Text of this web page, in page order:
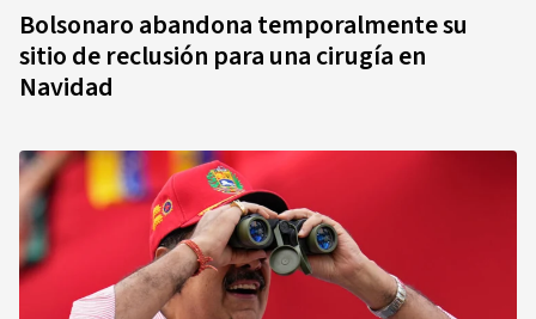
Bolsonaro abandona temporalmente su
sitio de reclusión para una cirugía en
Navidad